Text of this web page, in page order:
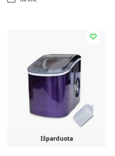
Išparduota